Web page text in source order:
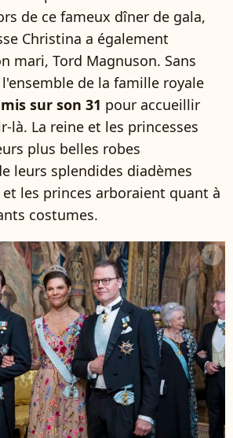
de ce fameux dîner de gala,
Christina a également
mari, Tord Magnuson. Sans
de la famille royale
sur son 31 pour accueillir
là. La reine et les princesses
plus belles robes
leurs splendides diadèmes
les princes arboraient quant à
costumes.